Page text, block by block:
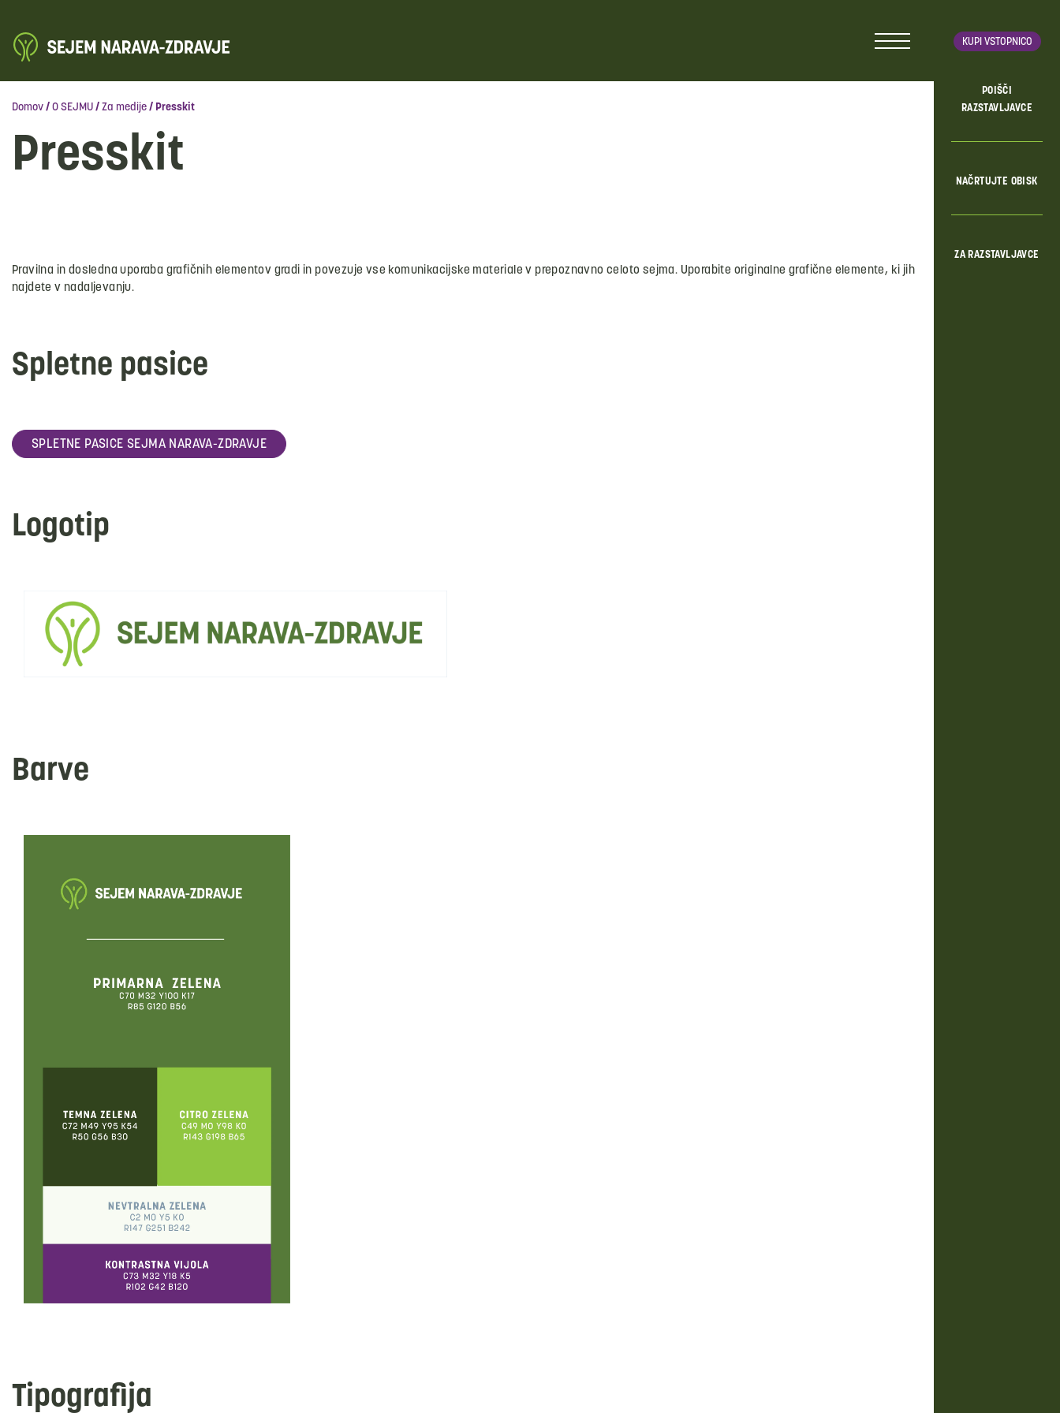
KUPI VSTOPNICO
POIŠČI
RAZSTAVLJAVCE
NAČRTUJTE OBISK
ZA RAZSTAVLJAVCE
Domov / O SEJMU / Za medije / Presskit
Presskit
Pravilna in dosledna uporaba grafičnih elementov gradi in povezuje vse komunikacijske materiale v prepoznavno celoto sejma. Uporabite originalne grafične elemente, ki jih
najdete v nadaljevanju.
Spletne pasice
SPLETNE PASICE SEJMA NARAVA-ZDRAVJE
Logotip
Barve
Tipografija